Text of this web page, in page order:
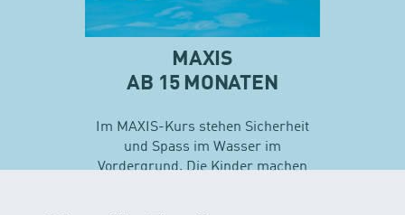
MAXIS
AB 15 MONATEN
Im MAXIS-Kurs stehen Sicherheit
und Spass im Wasser im
Vordergrund. Die Kinder machen